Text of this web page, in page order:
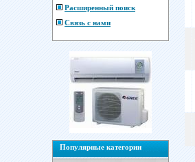
Расширенный поиск
Связь с нами
Популярные категории